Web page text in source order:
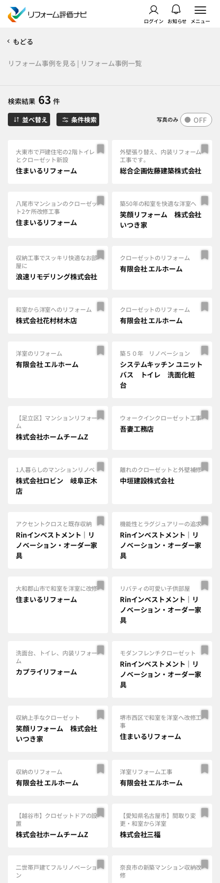
ログイン お知らせ メニュー
もどる
リフォーム事例を見る | リフォーム事例一覧
検索結果 63 件
並べ替え 条件検索 写真のみ OFF
大東市で戸建住宅の2階トイレ
とクローゼット新設
住まいるリフォーム
外壁張り替え、内装リフォーム
工事です。
総合企画佐藤建築株式会社
八尾市マンションのクローゼッ
ト2ケ所改修工事
住まいるリフォーム
築50年の和室を快適な洋室へ
笑顔リフォーム 株式会社
いつき家
収納工事でスッキリ快適なお部
屋に
浪速リモデリング株式会社
クローゼットのリフォーム
有限会社 エルホーム
和室から洋室へのリフォーム
株式会社花村材木店
クローゼットのリフォーム
有限会社 エルホーム
洋室のリフォーム
有限会社 エルホーム
築５０年 リノベーション
システムキッチン ユニット
バス トイレ 洗面化粧
台
【足立区】マンションリフォー
ム
株式会社ホームチームZ
ウォークインクローゼット工事
吾妻工務店
1人暮らしのマンションリノベ
株式会社ロビン 岐阜正木
店
離れのクローゼットと外壁補修
中垣建設株式会社
アクセントクロスと既存収納
Rinインベストメント｜リ
ノベーション・オーダー家
具
機能性とラグジュアリーの追求
Rinインベストメント｜リ
ノベーション・オーダー家
具
大和郡山市で和室を洋室に改修
住まいるリフォーム
リバティの可愛い子供部屋
Rinインベストメント｜リ
ノベーション・オーダー家
具
洗面台、トイレ、内装リフォー
ム
カプライリフォーム
モダンフレンチクローゼット
Rinインベストメント｜リ
ノベーション・オーダー家
具
収納上手なクローゼット
笑顔リフォーム 株式会社
いつき家
堺市西区で和室を洋室へ改修工
事
住まいるリフォーム
収納のリフォーム
有限会社 エルホーム
洋室リフォーム工事
有限会社 エルホーム
【越谷市】クロゼットドアの設
置
株式会社ホームチームZ
【愛知県名古屋市】間取り変
更・和室から洋室
株式会社三福
二世帯戸建てフルリノベーショ
ン
奈良市の新築マンション収納改
修